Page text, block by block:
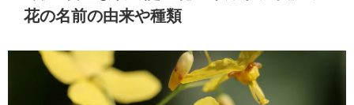
花の名前の由来や種類